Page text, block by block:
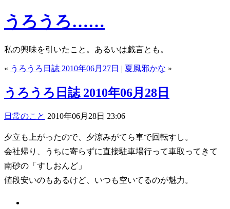
うろうろ……
私の興味を引いたこと。あるいは戯言とも。
« うろうろ日誌 2010年06月27日 | 夏風邪かな »
うろうろ日誌 2010年06月28日
日常のこと 2010年06月28日 23:06
夕立も上がったので、夕涼みがてら車で回転すし。
会社帰り、うちに寄らずに直接駐車場行って車取ってきて
南砂の「すしおんど」
値段安いのもあるけど、いつも空いてるのが魅力。